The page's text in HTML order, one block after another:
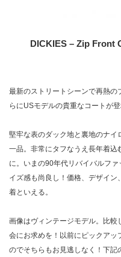
DICKIES – Zip Front
最新のストリートシーンで再熱
らにUSモデルの貴重なコートが登
堅牢な表のダック地と裏地のナ
一品。非常にタフなうえ長年着
に。いまの90年代リバイバルフ
イズ感も尚良し！価格、デザイ
着といえる。
画像はヴィンテージモデル。比
会にお求めを！以前にピックアッ
のでそちらもお見逃しなく！下記